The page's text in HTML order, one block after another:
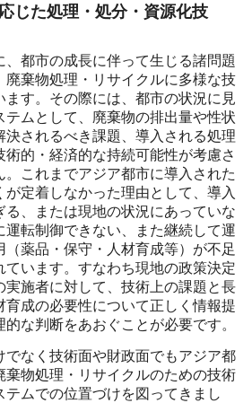
じた処理・処分・資源化技
都市の成長に伴って生じる諸問題
廃棄物処理・リサイクルに多様な技
ます。その際には、都市の状況に見
テムとして、廃棄物の排出量や性状
決されるべき課題、導入される処理
的・経済的な持続可能性が考慮さ
。これまでアジア都市に導入された
定着しなかった理由として、導入
る、または現地の状況にあっていな
運転制御できない、また継続して運
薬品・保守・人材育成等）が不足
ています。すなわち現地の政策決定
実施者に対して、技術上の課題と長
育成の必要性について正しく情報提
な判断をあおぐことが必要です。
なく技術面や財政面でもアジア都
棄物処理・リサイクルのための技術
テムでの位置づけを図ってきまし